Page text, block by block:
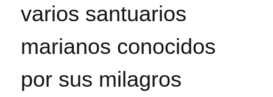
varios santuarios
marianos conocidos
por sus milagros